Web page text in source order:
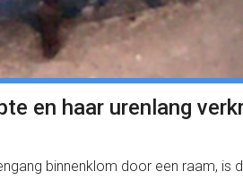
en haar urenlang
binnenklom door een raam, is